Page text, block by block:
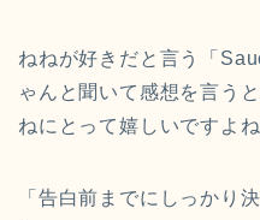
ねねが好きだと言う「
ゃんと聞いて感想を言う
ねにとって嬉しいですよね
「告白前までにしっかり